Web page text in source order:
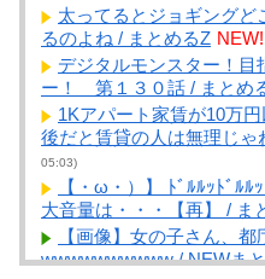
太ってるとジョギングど
るのよね / まとめるZ NEW!
デジタルモンスター！目
ー！ 第１３０話 / まとめ
1Kアパート家賃が10万
後だと賃貸の人は無理じゃ
05:03)
【・ω・）】 ﾄﾞﾙﾙｯﾄﾞﾙ
大音量は・・・【再】 / ま
【画像】女の子さん、
wwwwwwwwww / NEWま